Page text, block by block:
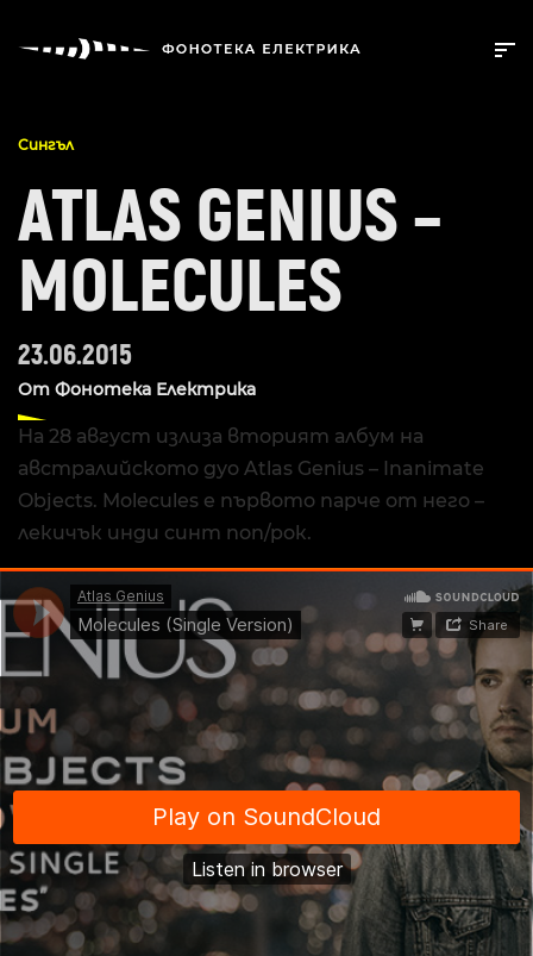
Сингъл
ATLAS GENIUS –
MOLECULES
23.06.2015
От Фонотека Електрика
На 28 август излиза вторият албум на
австралийското дуо Atlas Genius – Inanimate
Objects. Molecules е първото парче от него –
лекичък инди синт поп/рок.